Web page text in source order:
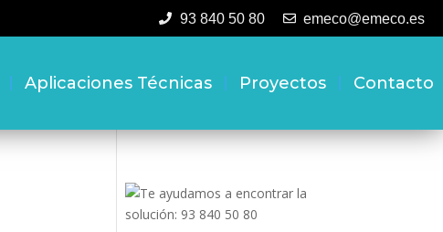
93 840 50 80 emeco@emeco.es
Aplicaciones Técnicas Proyectos Contacto